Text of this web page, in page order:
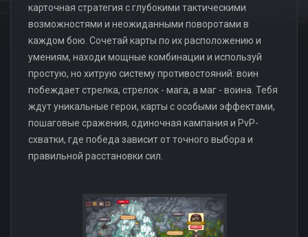
карточная стратегия с глубокими тактическими
возможностями и неожиданными поворотами в
каждом бою. Сочетай карты по их расположению и
умениям, находи мощные комбинации и используй
простую, но хитрую систему противостояний: воин
побеждает стрелка, стрелок - мага, а маг - воина. Тебя
ждут уникальные герои, карты с особыми эффектами,
пошаговые сражения, одиночная кампания и PvP-
схватки, где победа зависит от точного выбора и
правильной расстановки сил.